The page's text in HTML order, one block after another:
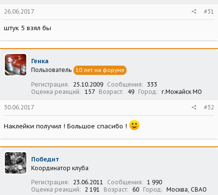
26.06.2017 #31
штук 5 взял бы
Генка
Пользователь 10 лет на форуме
Регистрация 25.10.2009 Сообщения
333
Оценка реакций
157 Возраст 49 Город г.Можайск МО
30.06.2017 #32
Наклейки получил ! Большое спасибо !
Победит
Координатор клуба
Регистрация
23.06.2011 Сообщения
1 990
Оценка реакций
2 191 Возраст 60 Город Москва, СВАО